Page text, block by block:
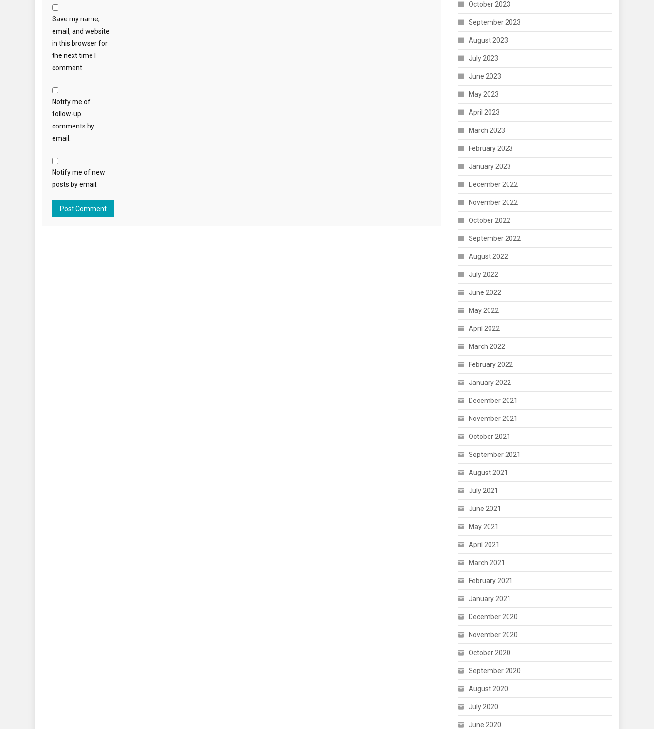
Save my name,
email, and website
in this browser for
the next time I
comment.
Notify me of
follow-up
comments by
email.
Notify me of new
posts by email.
October 2023
September 2023
August 2023
July 2023
June 2023
May 2023
April 2023
March 2023
February 2023
January 2023
December 2022
November 2022
October 2022
September 2022
August 2022
July 2022
June 2022
May 2022
April 2022
March 2022
February 2022
January 2022
December 2021
November 2021
October 2021
September 2021
August 2021
July 2021
June 2021
May 2021
April 2021
March 2021
February 2021
January 2021
December 2020
November 2020
October 2020
September 2020
August 2020
July 2020
June 2020